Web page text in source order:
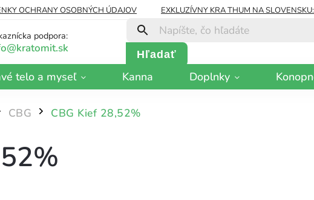
OCHRANY OSOBNÝCH ÚDAJOV EXKLUZÍVNY KRA THUM NA
podpora:
Hľadať
telo a myseľ Kanna Doplnky
CBG / CBG Kief 28,52%